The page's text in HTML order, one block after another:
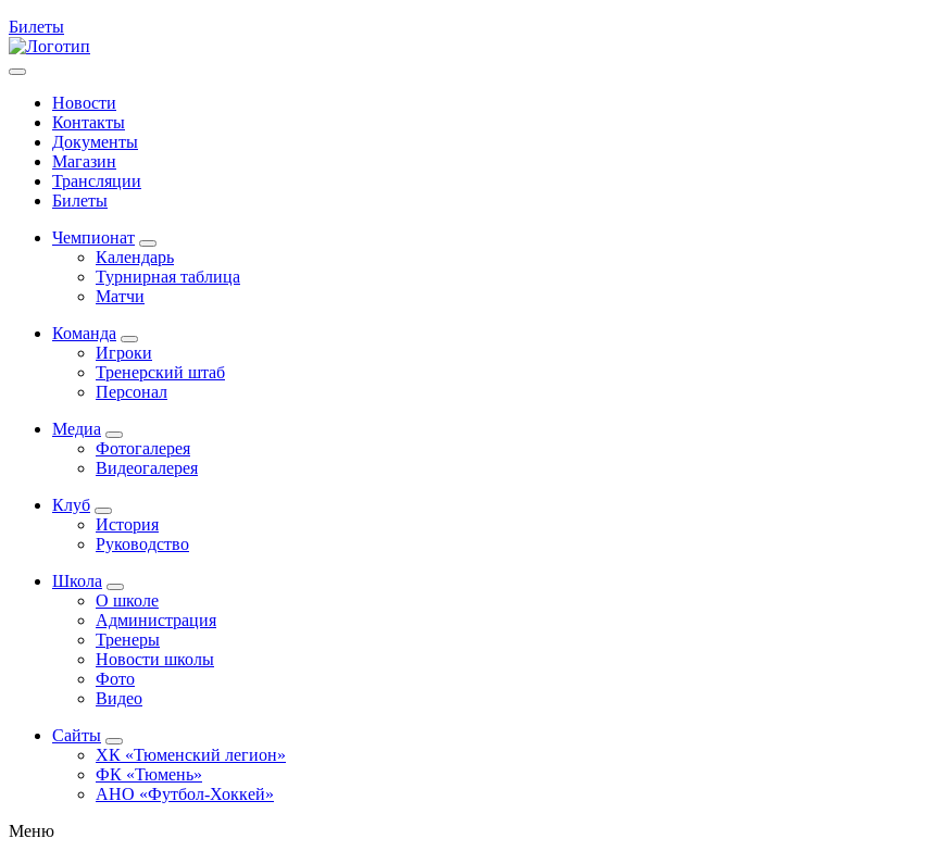
Билеты
Новости
Контакты
Документы
Магазин
Трансляции
Билеты
Чемпионат
Календарь
Турнирная таблица
Матчи
Команда
Игроки
Тренерский штаб
Персонал
Медиа
Фотогалерея
Видеогалерея
Клуб
История
Руководство
Школа
О школе
Администрация
Тренеры
Новости школы
Фото
Видео
Сайты
ХК «Тюменский легион»
ФК «Тюмень»
АНО «Футбол-Хоккей»
Меню